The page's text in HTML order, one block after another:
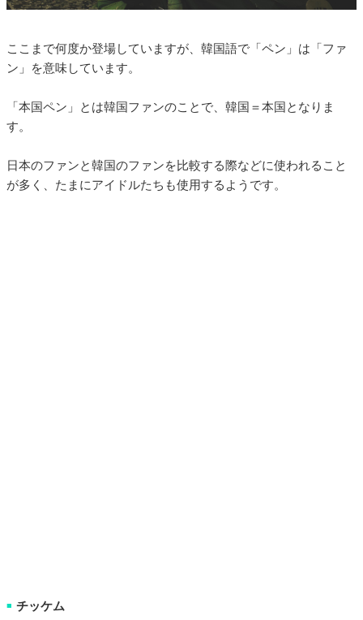
ここまで何度か登場していますが、韓国語で「ペン」は「ファ
ン」を意味しています。
「本国ペン」とは韓国ファンのことで、韓国＝本国となりま
す。
日本のファンと韓国のファンを比較する際などに使われること
が多く、たまにアイドルたちも使用するようです。
■ チッケム